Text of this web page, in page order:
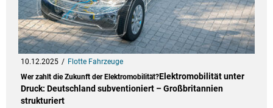
10.12.2025
Flotte Fahrzeuge
Wer zahlt die Zukunft der Elektromobilität?Elektromobilität unter
Druck: Deutschland subventioniert – Großbritannien
strukturiert